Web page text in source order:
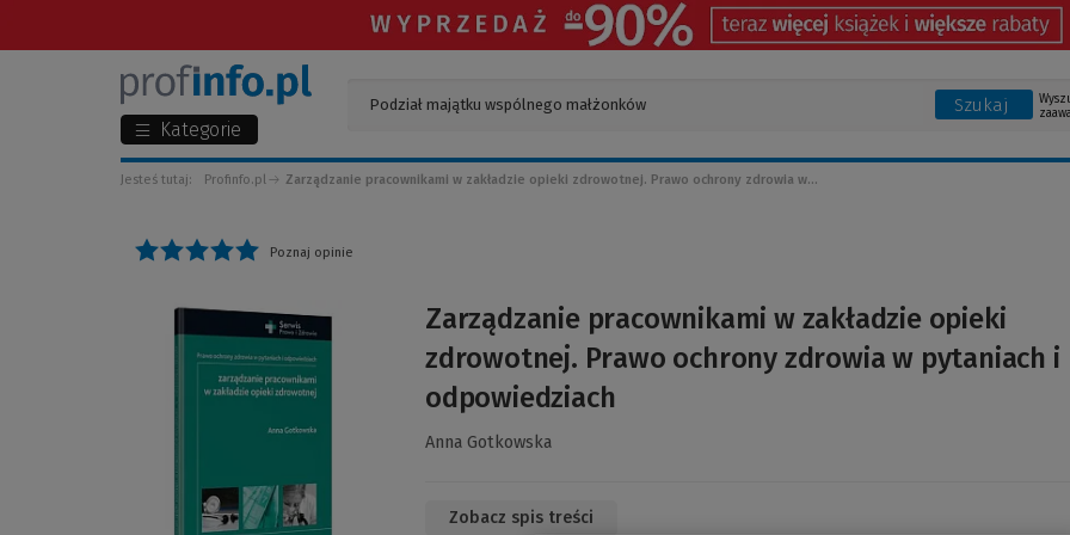
Kategorie
Szukaj
Jesteś tutaj: Profinfo.pl Zarządzanie pracownikami w zakładzie opieki zdrowotnej. Prawo ochrony zdrowia w...
Poznaj opinie
Zarządzanie pracownikami w zakładzie opieki
zdrowotnej. Prawo ochrony zdrowia w pytaniach i
odpowiedziach
Anna Gotkowska
Zobacz spis treści